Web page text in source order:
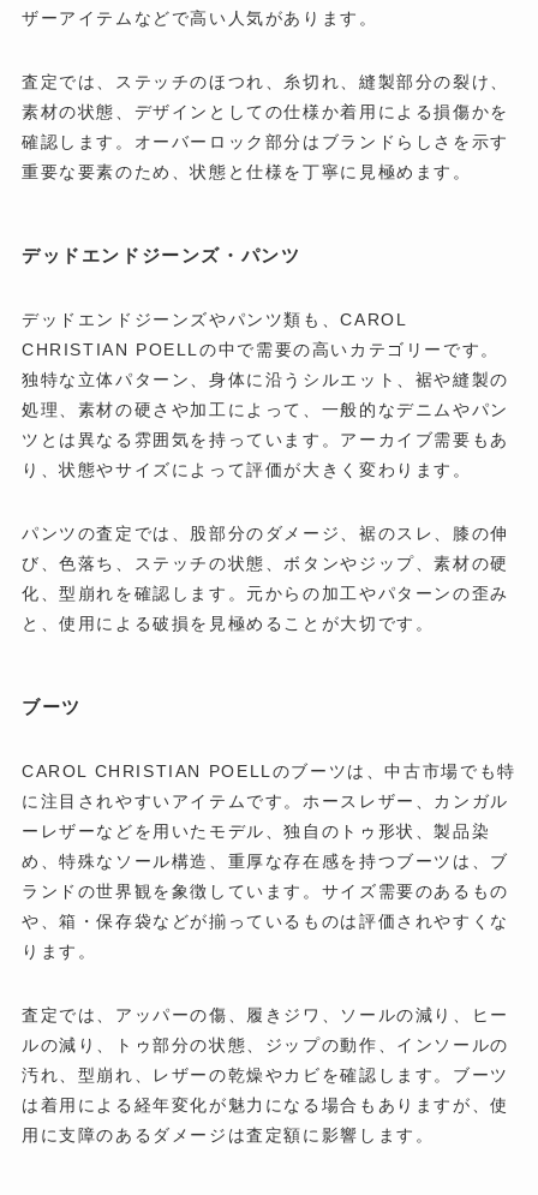
ザーアイテムなどで高い人気があります。
査定では、ステッチのほつれ、糸切れ、縫製部分の裂け、
素材の状態、デザインとしての仕様か着用による損傷かを
確認します。オーバーロック部分はブランドらしさを示す
重要な要素のため、状態と仕様を丁寧に見極めます。
デッドエンドジーンズ・パンツ
デッドエンドジーンズやパンツ類も、CAROL
CHRISTIAN POELLの中で需要の高いカテゴリーです。
独特な立体パターン、身体に沿うシルエット、裾や縫製の
処理、素材の硬さや加工によって、一般的なデニムやパン
ツとは異なる雰囲気を持っています。アーカイブ需要もあ
り、状態やサイズによって評価が大きく変わります。
パンツの査定では、股部分のダメージ、裾のスレ、膝の伸
び、色落ち、ステッチの状態、ボタンやジップ、素材の硬
化、型崩れを確認します。元からの加工やパターンの歪み
と、使用による破損を見極めることが大切です。
ブーツ
CAROL CHRISTIAN POELLのブーツは、中古市場でも特
に注目されやすいアイテムです。ホースレザー、カンガル
ーレザーなどを用いたモデル、独自のトゥ形状、製品染
め、特殊なソール構造、重厚な存在感を持つブーツは、ブ
ランドの世界観を象徴しています。サイズ需要のあるもの
や、箱・保存袋などが揃っているものは評価されやすくな
ります。
査定では、アッパーの傷、履きジワ、ソールの減り、ヒー
ルの減り、トゥ部分の状態、ジップの動作、インソールの
汚れ、型崩れ、レザーの乾燥やカビを確認します。ブーツ
は着用による経年変化が魅力になる場合もありますが、使
用に支障のあるダメージは査定額に影響します。